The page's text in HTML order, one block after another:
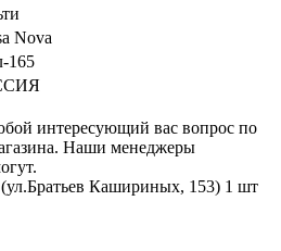
Nova
165
интересующий вас вопрос по
Наши менеджеры
Кашириных, 153) 1 шт